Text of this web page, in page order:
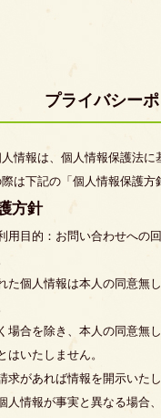
プライバシー
情報は、個人情報保護法に
は下記の「個人情報保護方
方針
用目的：お問い合わせへの
た個人情報は本人の同意無
場合を除き、本人の同意無
はいたしません。
求があれば情報を開示いたし
人情報が事実と異なる場合